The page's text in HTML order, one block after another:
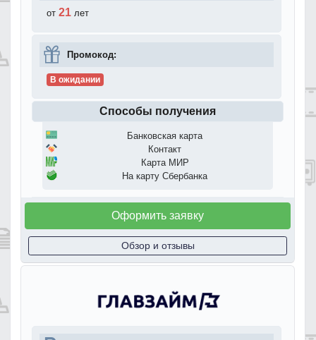
от 21 лет
Промокод:
В ожидании
Способы получения
Банковская карта
Контакт
Карта МИР
На карту Сбербанка
Оформить заявку
Обзор и отзывы